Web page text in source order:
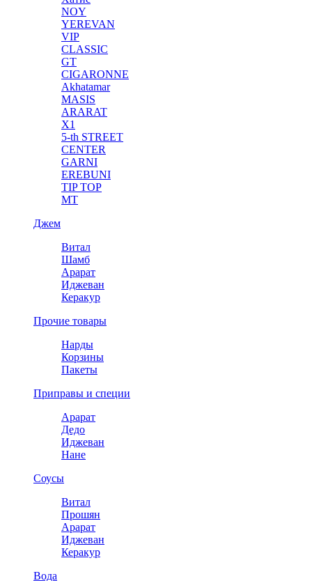
NOY
YEREVAN
VIP
CLASSIC
GT
CIGARONNE
Akhatamar
MASIS
ARARAT
X1
5-th STREET
CENTER
GARNI
EREBUNI
TIP TOP
MT
Джем
Витал
Шамб
Арарат
Иджеван
Керакур
Прочие товары
Нарды
Корзины
Пакеты
Приправы и специи
Арарат
Дедо
Иджеван
Нане
Соусы
Витал
Прошян
Арарат
Иджеван
Керакур
Вода